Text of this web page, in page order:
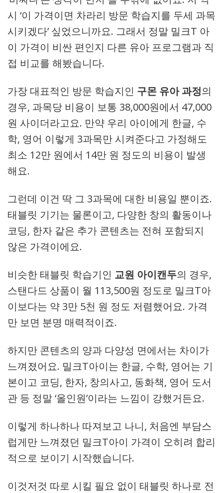
시 ‘이 가격이면 차라리 방문 학습지를 두세 과목
시키겠다’ 싶었으니까요. 그래서 정말 밀크T 아
이 가격이 비싼 편인지 다른 유아 프로그램과 직
접 비교를 해봤습니다.
가장 대표적인 방문 학습지인 구몬 유아 과정의
경우, 과목당 비용이 보통 38,000원에서 47,000
원 사이더라고요. 만약 우리 아이에게 한글, 수
학, 영어 이렇게 3과목만 시켜준다고 가정해도
최소 12만 원에서 14만 원 정도의 비용이 발생
해요.
그런데 이건 딱 그 3과목에 대한 비용일 뿐이죠.
태블릿 기기는 물론이고, 다양한 창의 활동이나
코딩, 한자 같은 추가 콘텐츠는 전혀 포함되지
않은 가격이에요.
비슷한 태블릿 학습기인 교원 아이캔두의 경우,
스탠다드 상품이 월 113,500원 정도로 밀크T아
이보다는 약 3만 5천 원 정도 저렴했어요. 가격
만 보면 분명 매력적이죠.
하지만 콘텐츠의 양과 다양성 면에서는 차이가
느껴졌어요. 밀크T아이는 한글, 수학, 영어는 기
본이고 코딩, 한자, 창의사고, 동화책, 영어 도서
관 등 정말 ‘올인원’이라는 느낌이 강했거든요.
이렇게 하나하나 따져보고 나니, 처음엔 부담스
럽게만 느껴졌던 밀크T아이 가격이 오히려 합리
적으로 보이기 시작했습니다.
이것저것 따로 시킬 필요 없이 태블릿 하나로 전